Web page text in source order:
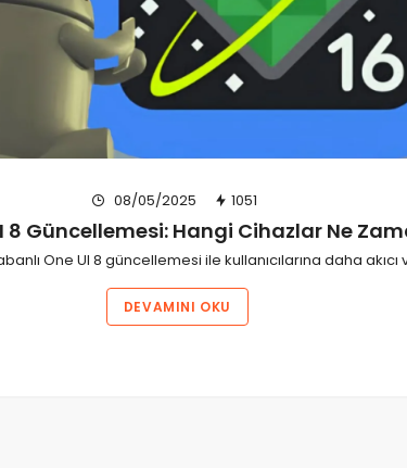
08/05/2025 1051
8 Güncellemesi: Hangi Cihazlar Ne
One UI 8 güncellemesi ile kullanıcılarına daha
DEVAMINI OKU